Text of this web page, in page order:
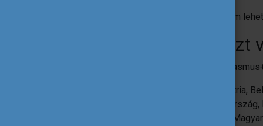
A megvalósított tevékenységek célja nem
4. A programban részt
Az alábbi országok vesznek részt az
Az Európai Unió tagállamai*: (Ausztria,
Finnország, Franciaország,
Lettország, Litvánia, Luxembourg,